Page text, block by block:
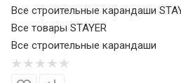
Все строительные карандаши
Все товары STAYER
Все строительные карандаши